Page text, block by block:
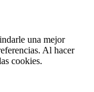
una mejor
Al hacer
cookies.